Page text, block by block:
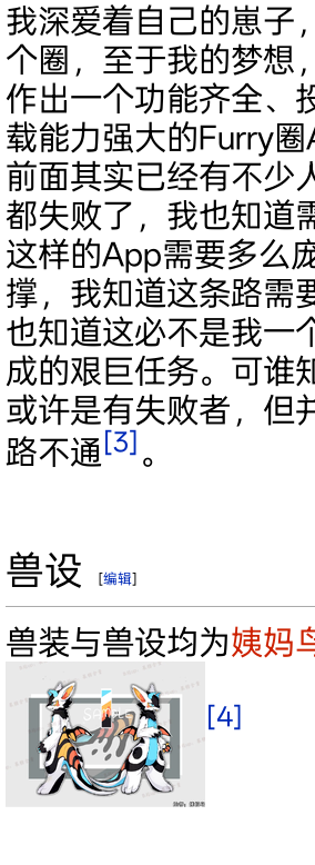
我深爱着自己的崽子
个圈，至于我的梦想
作出一个功能齐全、
载能力强大的Furry
前面其实已经有不少
都失败了，我也知道
这样的App需要多么
撑，我知道这条路需
也知道这必不是我一
成的艰巨任务。可谁
或许是有失败者，但
路不通 [3] 。
兽设 [编辑]
兽装与兽设均为姨妈
[4]